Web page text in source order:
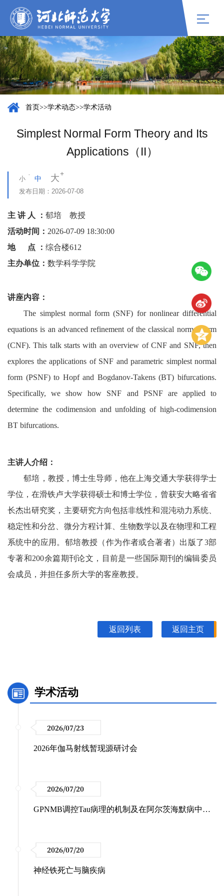
首页>>学术动态>>学术活动
Simplest Normal Form Theory and Its
Applications（II）
小 中 大
发布日期：2026-07-08
主 讲 人 ： 郁培 教授
活动时间： 2026-07-09 18:30:00
地 点 ： 综合楼612
主办单位： 数学科学学院
讲座内容：
The simplest normal form (SNF) for nonlinear differential
equations is an advanced refinement of the classical normal form
(CNF). This talk starts with an overview of CNF and SNF, then
explores the applications of SNF and parametric simplest normal
form (PSNF) to Hopf and Bogdanov-Takens (BT) bifurcations.
Specifically, we show how SNF and PSNF are applied to
determine the codimension and unfolding of high-codimension
BT bifurcations.
主讲人介绍：
郁培，教授，博士生导师，他在上海交通大学获得学士
学位，在滑铁卢大学获得硕士和博士学位，曾获安大略省省
长杰出研究奖，主要研究方向包括非线性和混沌动力系统、
稳定性和分岔、微分方程计算、生物数学以及在物理和工程
系统中的应用。郁培教授（作为作者或合著者）出版了3部
专著和200余篇期刊论文，目前是一些国际期刊的编辑委员
会成员，并担任多所大学的客座教授。
返回主页
返回列表
学术活动
2026/07/23
2026年伽马射线暂现源研讨会
2026/07/20
GPNMB调控Tau病理的机制及在阿尔茨海默病中的作用
2026/07/20
神经铁死亡与脑疾病